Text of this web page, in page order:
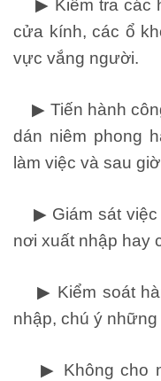
▶ Kiểm tra các
cửa kính, các ổ
vực vắng người.
▶ Tiến hành
dán niêm phong
làm việc và sau
▶ Giám sát việc
nơi xuất nhập hay
▶ Kiểm soát
nhập, chú ý
▶ Không cho